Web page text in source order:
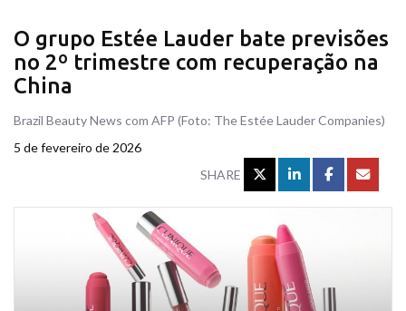
O grupo Estée Lauder bate previsões
no 2º trimestre com recuperação na
China
Brazil Beauty News com AFP (Foto: The Estée Lauder Companies)
5 de fevereiro de 2026
SHARE